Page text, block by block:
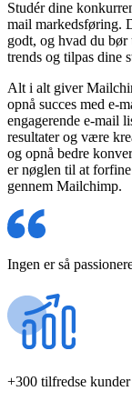
Studér dine
mail markedsføring.
godt, og hvad du bør
trends og tilpas dine
Alt i alt giver
opnå succes med e-
engagerende e-mail
resultater og være
og opnå bedre
er nøglen til at
gennem Mailchimp.
Ingen er så
+300 tilfredse